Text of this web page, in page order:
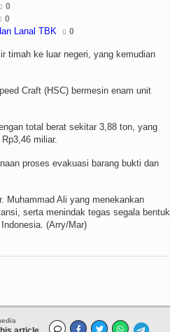
0
0
Lanal TBK 0
timah ke luar negeri, yang kemudian
Craft (HSC) bermesin enam unit
total berat sekitar 3,88 ton, yang
miliar.
proses evakuasi barang bukti dan
Muhammad Ali yang menekankan
serta menindak tegas segala bentuk
(Arry/Mar)